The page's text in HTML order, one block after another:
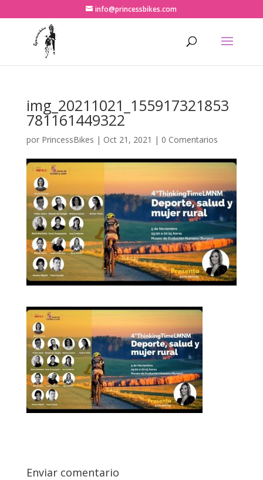
info@princessbikes.com
img_20211021_155917321853
781161449322
por PrincessBikes | Oct 21, 2021 | 0 Comentarios
Enviar comentario